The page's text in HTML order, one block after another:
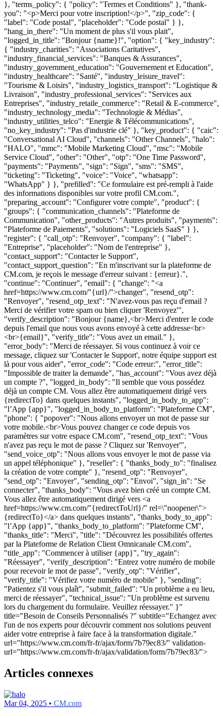
Articles connexes
Mar 04, 2025 • CM.com